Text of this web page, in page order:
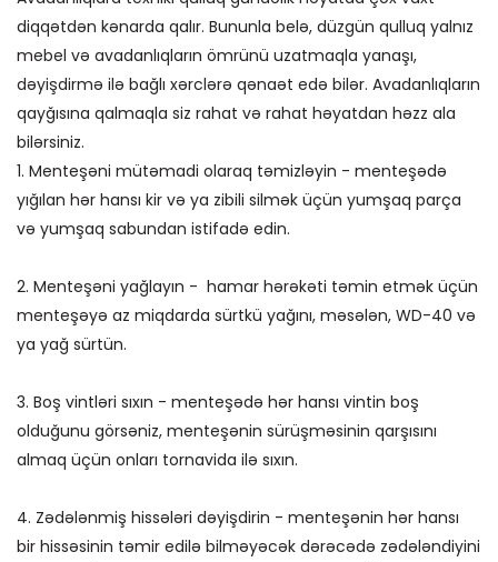
diqqətdən kənarda qalır. Bununla belə, düzgün qulluq yalnız
mebel və avadanlıqların ömrünü uzatmaqla yanaşı,
dəyişdirmə ilə bağlı xərclərə qənaət edə bilər. Avadanlıqların
qayğısına qalmaqla siz rahat və rahat həyatdan həzz ala
bilərsiniz.
1. Menteşəni mütəmadi olaraq təmizləyin - menteşədə
yığılan hər hansı kir və ya zibili silmək üçün yumşaq parça
və yumşaq sabundan istifadə edin.
2. Menteşəni yağlayın - hamar hərəkəti təmin etmək üçün
menteşəyə az miqdarda sürtkü yağını, məsələn, WD-40 və
ya yağ sürtün.
3. Boş vintləri sıxın - menteşədə hər hansı vintin boş
olduğunu görsəniz, menteşənin sürüşməsinin qarşısını
almaq üçün onları tornavida ilə sıxın.
4. Zədələnmiş hissələri dəyişdirin - menteşənin hər hansı
bir hissəsinin təmir edilə bilməyəcək dərəcədə zədələndiyini